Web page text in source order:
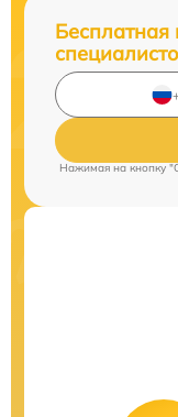
Бесплатная
Нажимая на кнопку